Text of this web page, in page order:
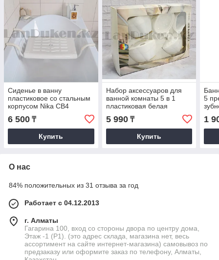
Сиденье в ванну
пластиковое со стальным
корпусом Nika СВ4
6 500 ₸
Купить
Набор аксессуаров для
ванной комнаты 5 в 1
пластиковая белая
5 990₸
Купить
5
1
О нас
84% положительных из 31 отзыва за год
Работает с 04.12.2013
г. Алматы
Гагарина 100, вход со стороны двора по центру дома,
Этаж -1 (P1). (это адрес склада, магазина нет, весь
ассортимент на сайте интернет-магазина) самовывоз по
предзаказу или оформите заказ по телефону, Алматы,